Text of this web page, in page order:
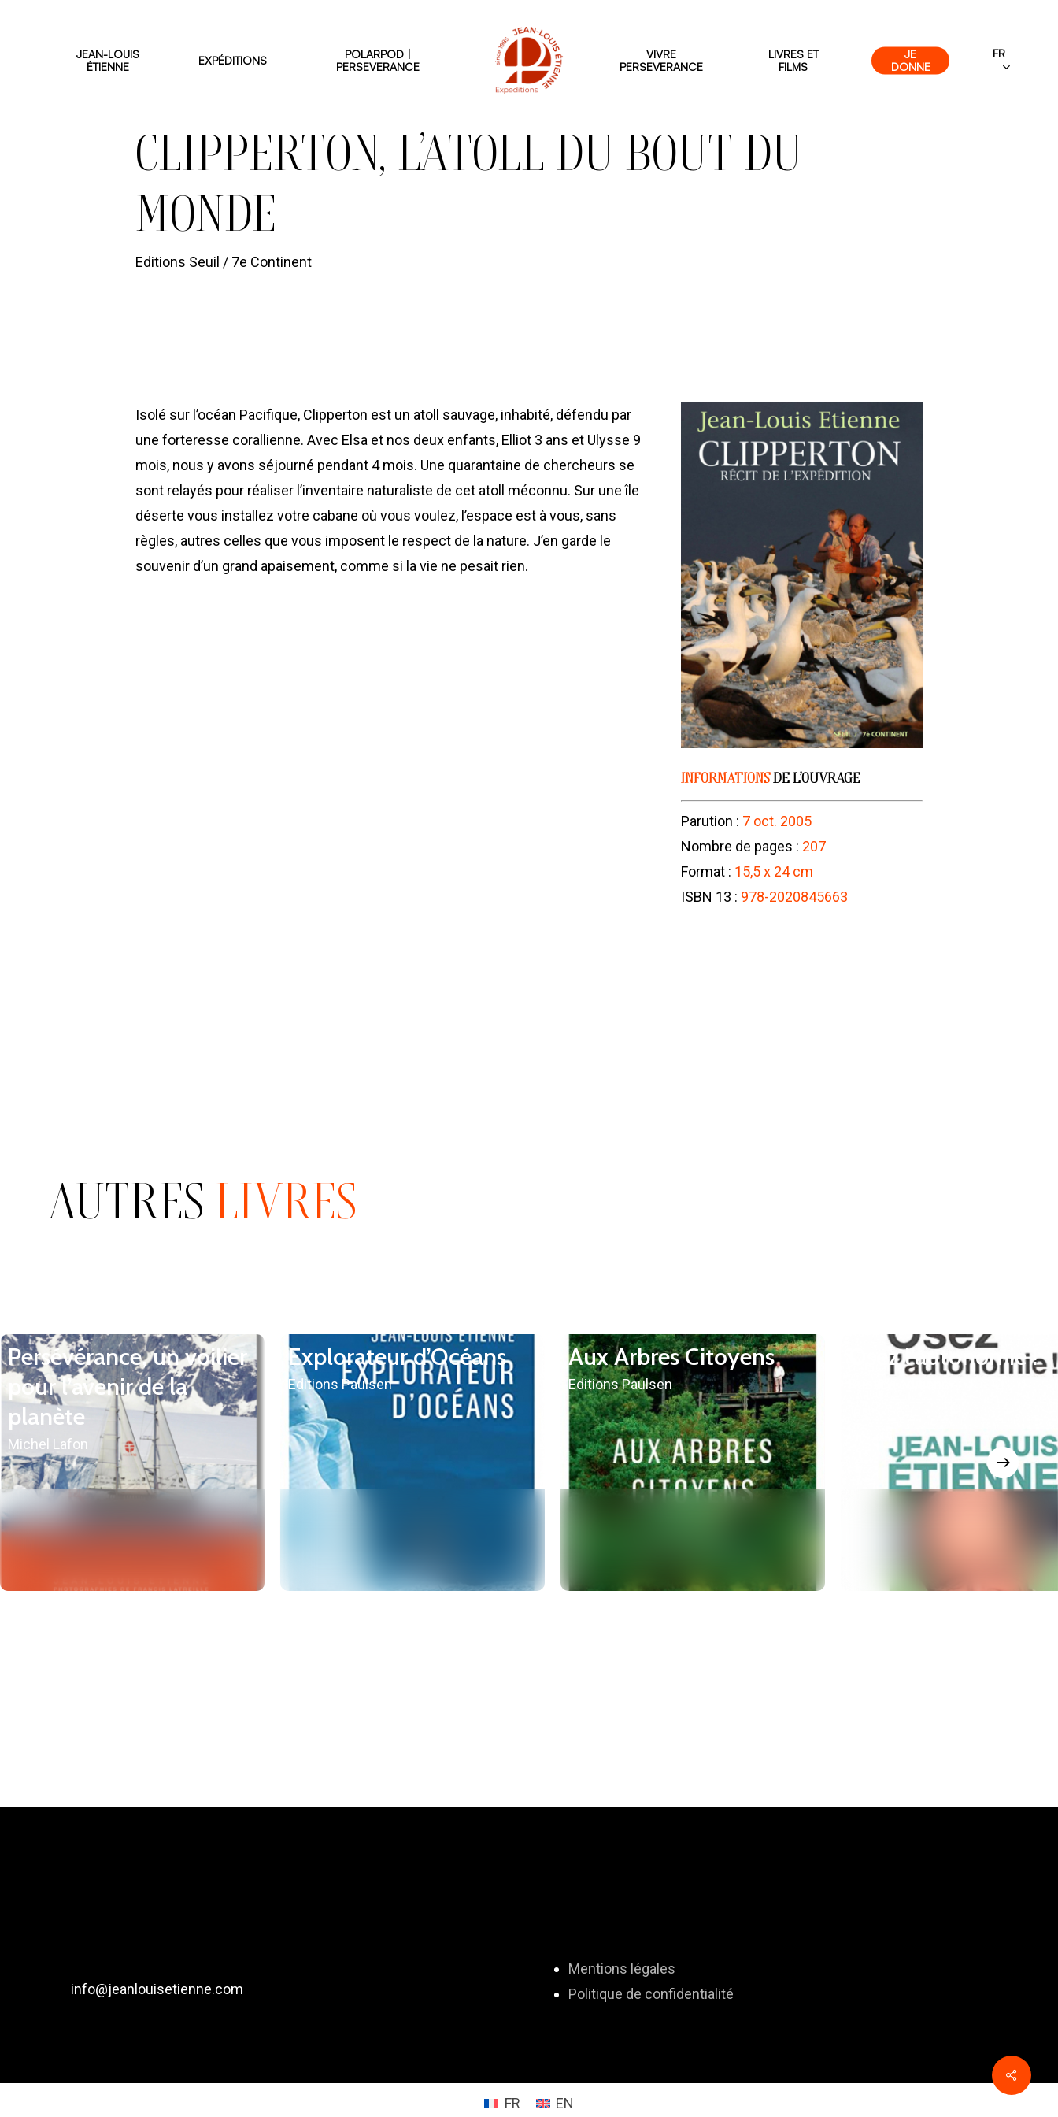
JEAN-LOUIS
ÉTIENNE
EXPÉDITIONS
POLARPOD |
PERSEVERANCE
VIVRE
PERSEVERANCE
LIVRES ET
FILMS
JE
DONNE
FR
CLIPPERTON, L’ATOLL DU BOUT DU
MONDE
Editions Seuil / 7e Continent
Isolé sur l’océan Pacifique, Clipperton est un atoll sauvage, inhabité, défendu par
une forteresse corallienne. Avec Elsa et nos deux enfants, Elliot 3 ans et Ulysse 9
mois, nous y avons séjourné pendant 4 mois. Une quarantaine de chercheurs se
sont relayés pour réaliser l’inventaire naturaliste de cet atoll méconnu. Sur une île
déserte vous installez votre cabane où vous voulez, l’espace est à vous, sans
règles, autres celles que vous imposent le respect de la nature. J’en garde le
souvenir d’un grand apaisement, comme si la vie ne pesait rien.
INFORMATIONSDE L’OUVRAGE
Parution : 7 oct. 2005
Nombre de pages : 207
Format : 15,5 x 24 cm
ISBN 13 : 978-2020845663
AUTRES LIVRES
Persévérance, un voilier
pour l’avenir de la
planète
Michel Lafon
Explorateur d’Océans
Editions Paulsen
Aux Arbres Citoyens
Editions Paulsen
Osez l’autonomie !
info@jeanlouisetienne.com
Mentions légales
Politique de confidentialité
Share
FR
EN